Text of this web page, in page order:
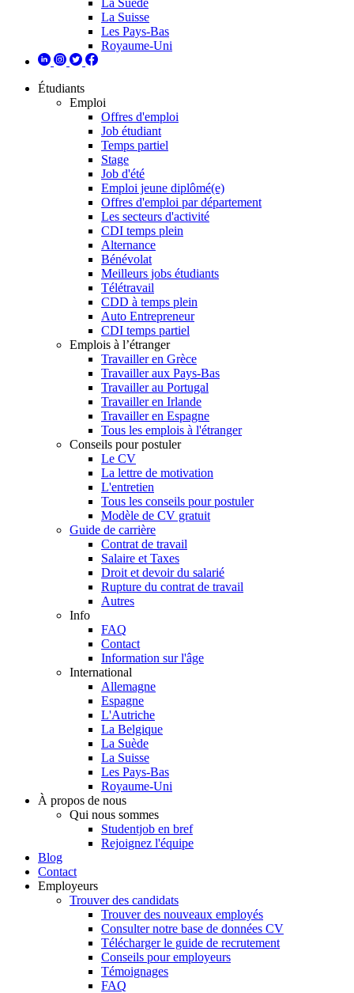
La Suède
La Suisse
Les Pays-Bas
Royaume-Uni
Étudiants
Emploi
Offres d'emploi
Job étudiant
Temps partiel
Stage
Job d'été
Emploi jeune diplômé(e)
Offres d'emploi par département
Les secteurs d'activité
CDI temps plein
Alternance
Bénévolat
Meilleurs jobs étudiants
Télétravail
CDD à temps plein
Auto Entrepreneur
CDI temps partiel
Emplois à l’étranger
Travailler en Grèce
Travailler aux Pays-Bas
Travailler au Portugal
Travailler en Irlande
Travailler en Espagne
Tous les emplois à l'étranger
Conseils pour postuler
Le CV
La lettre de motivation
L'entretien
Tous les conseils pour postuler
Modèle de CV gratuit
Guide de carrière
Contrat de travail
Salaire et Taxes
Droit et devoir du salarié
Rupture du contrat de travail
Autres
Info
FAQ
Contact
Information sur l'âge
International
Allemagne
Espagne
L'Autriche
La Belgique
La Suède
La Suisse
Les Pays-Bas
Royaume-Uni
À propos de nous
Qui nous sommes
Studentjob en bref
Rejoignez l'équipe
Blog
Contact
Employeurs
Trouver des candidats
Trouver des nouveaux employés
Consulter notre base de données CV
Télécharger le guide de recrutement
Conseils pour employeurs
Témoignages
FAQ